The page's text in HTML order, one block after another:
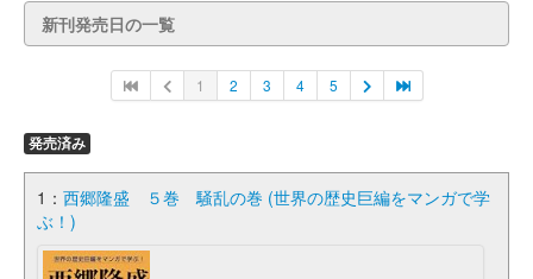
新刊発売日の一覧
1 2 3 4 5
発売済み
1： 西郷隆盛 ５巻 騒乱の巻 (世界の歴史巨編をマンガで学
ぶ！)